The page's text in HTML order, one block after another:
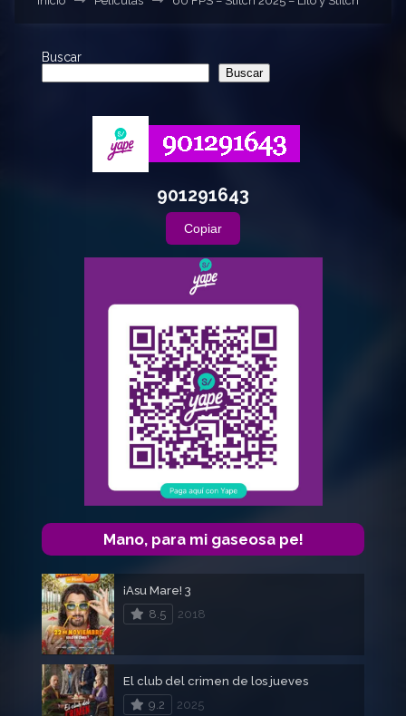
Buscar
Buscar
901291643
Copiar
Mano, para mi gaseosa pe!
¡Asu Mare! 3
8.5
2018
El club del crimen de los jueves
9.2
2025